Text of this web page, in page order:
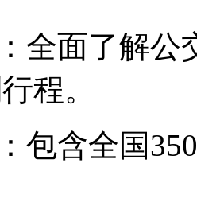
全面了解
程。
包含全国